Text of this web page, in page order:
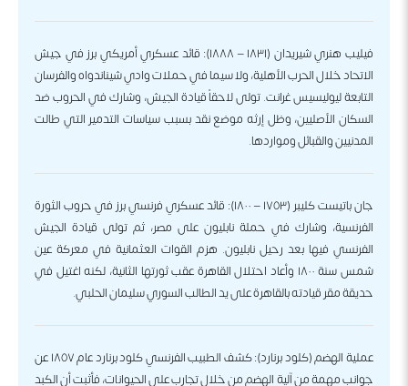
فيليب هنري شيريدان (١٨٣١ – ١٨٨٨): قائد عسكري أمريكي برز في جيش
الاتحاد خلال الحرب الأهلية، ولا سيما في حملات وادي شيناندواه والفرسان
التابعة ليوليسيس غرانت. تولى لاحقاً قيادة الجيش، وشارك في الحروب ضد
السكان الأصليين، وظل إرثه موضع نقد بسبب سياسات التدمير التي طالت
المدنيين والقبائل ومواردها.
جان باتيست كليبر (١٧٥٣ – ١٨٠٠): قائد عسكري فرنسي برز في حروب الثورة
الفرنسية، وشارك في حملة نابليون على مصر، ثم تولى قيادة الجيش
الفرنسي فيها بعد رحيل نابليون. هزم القوات العثمانية في معركة عين
شمس سنة ١٨٠٠ وأعاد احتلال القاهرة عقب ثورتها الثانية، لكنه اغتيل في
حديقة مقر قيادته بالقاهرة على يد الطالب السوري سليمان الحلبي.
عملية الهضم (كلود برنارد): كشف الطبيب الفرنسي كلود برنارد عام ١٨٥٧ عن
جوانب مهمة من آلية الهضم من خلال تجارب على الحيوانات، فأثبت أن الكبد